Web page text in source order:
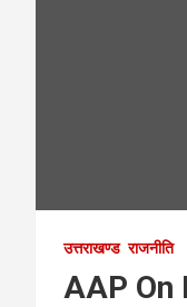
उत्तराखण्ड राजनीति
AAP On